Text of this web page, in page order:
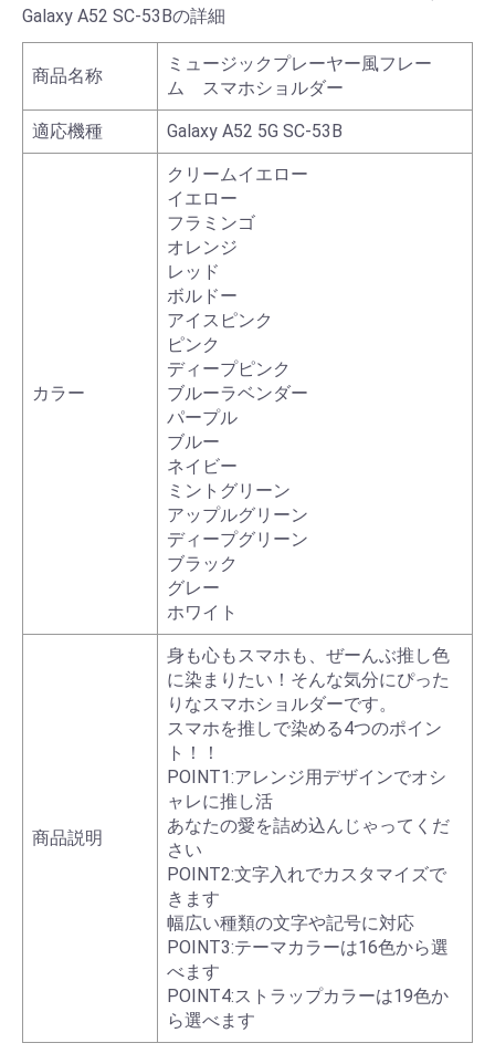
Galaxy A52 SC-53Bの詳細
商品名称
ミュージックプレーヤー風フレー
ム スマホショルダー
適応機種 Galaxy A52 5G SC-53B
カラー
クリームイエロー
イエロー
フラミンゴ
オレンジ
レッド
ボルドー
アイスピンク
ピンク
ディープピンク
ブルーラベンダー
パープル
ブルー
ネイビー
ミントグリーン
アップルグリーン
ディープグリーン
ブラック
グレー
ホワイト
商品説明
身も心もスマホも、ぜーんぶ推し色
に染まりたい！そんな気分にぴった
りなスマホショルダーです。
スマホを推しで染める4つのポイン
ト！！
POINT1:アレンジ用デザインでオシ
ャレに推し活
あなたの愛を詰め込んじゃってくだ
さい
POINT2:文字入れでカスタマイズで
きます
幅広い種類の文字や記号に対応
POINT3:テーマカラーは16色から選
べます
POINT4:ストラップカラーは19色か
ら選べます